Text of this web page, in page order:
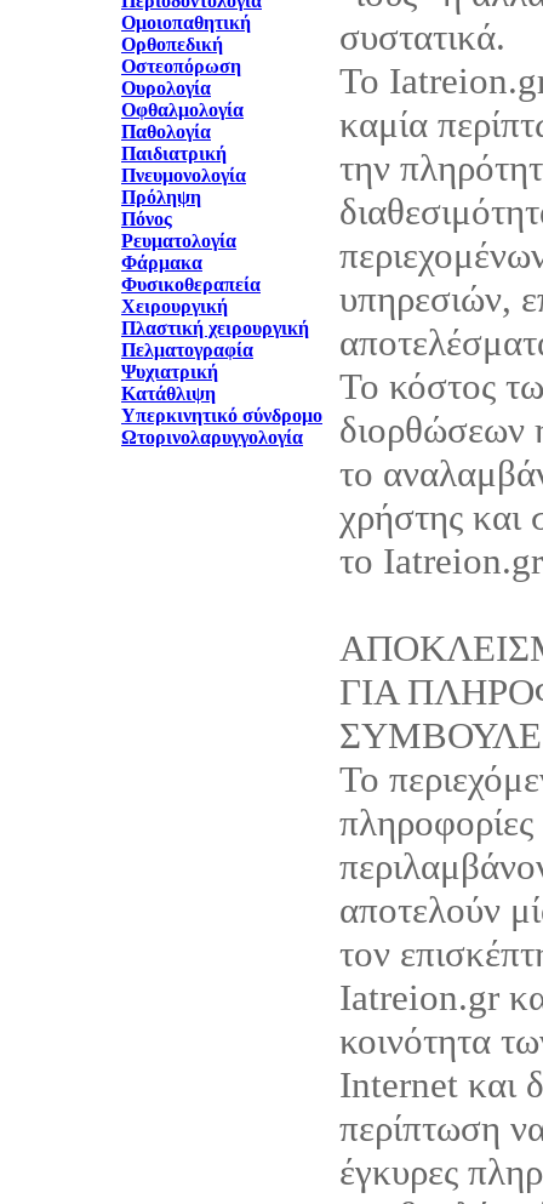
Ομοιοπαθητική
Ορθοπεδική
Οστεοπόρωση
Ουρολογία
Οφθαλμολογία
Παθολογία
Παιδιατρική
Πνευμονολογία
Πρόληψη
Πόνος
Ρευματολογία
Φάρμακα
Φυσικοθεραπεία
Χειρουργική
Πλαστική χειρουργική
Πελματογραφία
Ψυχιατρική
Κατάθλιψη
Υπερκινητικό σύνδρομο
Ωτορινολαρυγγολογία
συστατικά.
Το
καμία
την
υπηρεσιών,
Το κόστος
διορθώσεων
το
χρήστης και
το
ΓΙΑ
Το
αποτελούν
τον
Iatreion.gr
κοινότητα
Internet και
περίπτωση
έγκυρες